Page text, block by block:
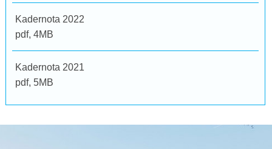
Kadernota 2022
pdf, 4MB
Kadernota 2021
pdf, 5MB